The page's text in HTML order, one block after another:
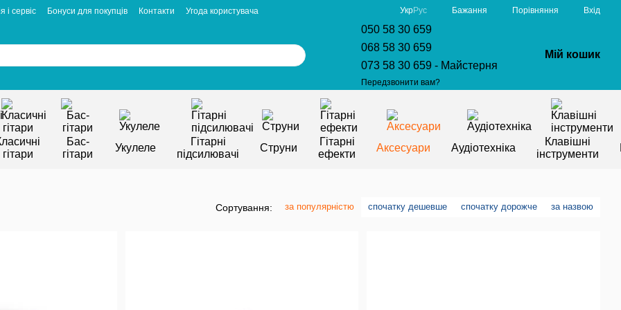
і сервіс Бонуси для покупців Контакти
Угода користувача
УкрРус Бажання Порівняння Вхід
050 58 30 659
068 58 30 659
073 58 30 659 - Майстерня
Передзвонити вам?
Мій кошик
гітари
Бас-
гітари
Укулеле
Гітарні
підсилювачі
Струни
Гітарні
ефекти
Аксесуари Аудіотехніка
Клавішні
інструменти
Сортування: за популярністю спочатку дешевше спочатку дорожче за назвою